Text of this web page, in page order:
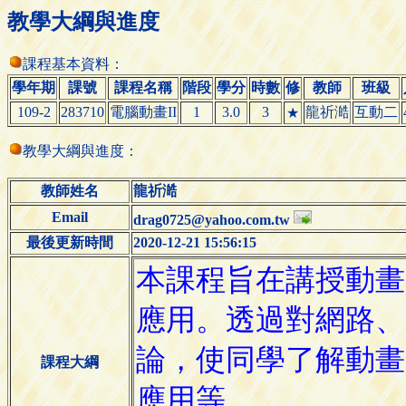
教學大綱與進度
課程基本資料：
學年期
課號 課程名稱 階段 學分 時數 修 教師 班級
109-2
283710 電腦動畫II 1 3.0 3 ★ 龍祈澔 互動二
教學大綱與進度：
教師姓名
龍祈澔
Email
drag0725@yahoo.com.tw
最後更新時間
2020-12-21 15:56:15
課程大綱